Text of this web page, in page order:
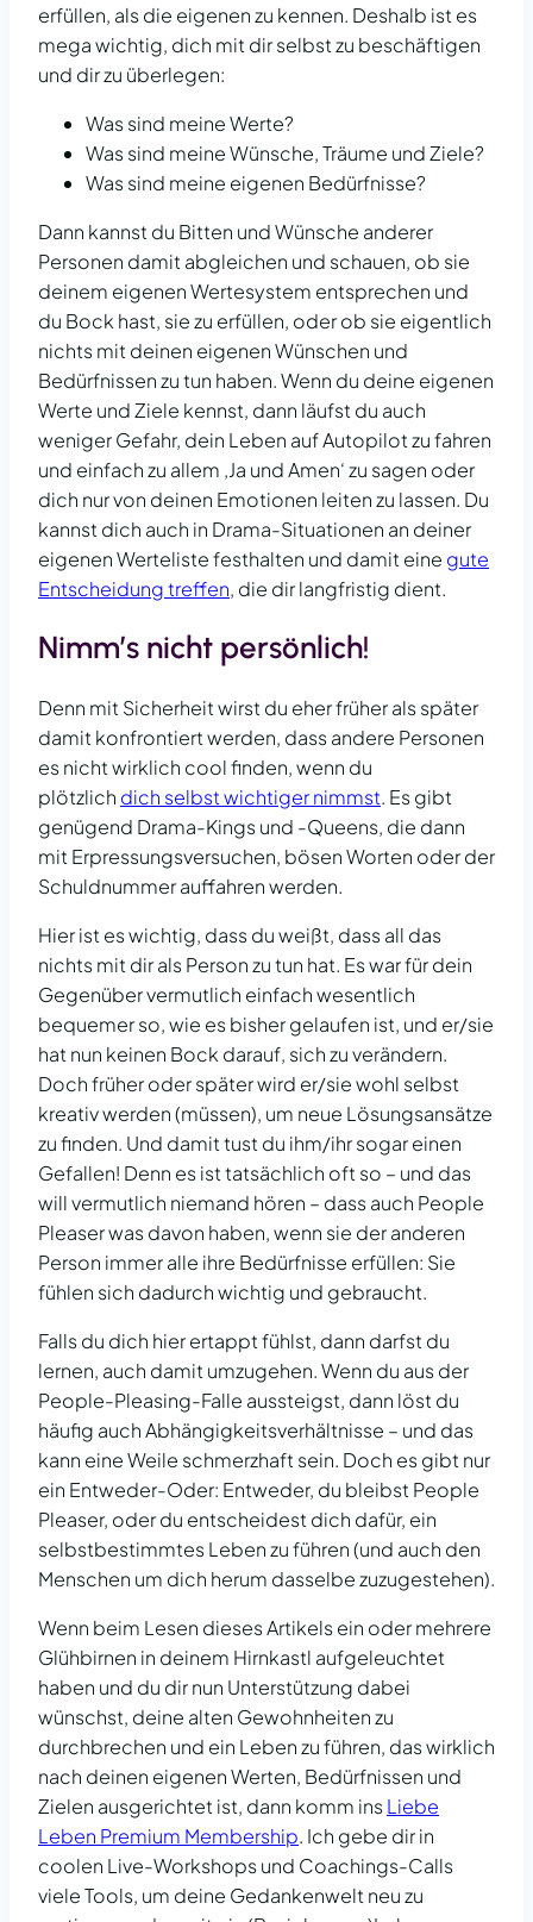
erfüllen, als die eigenen zu kennen. Deshalb ist es
mega wichtig, dich mit dir selbst zu beschäftigen
und dir zu überlegen:
Was sind meine Werte?
Was sind meine Wünsche, Träume und Ziele?
Was sind meine eigenen Bedürfnisse?
Dann kannst du Bitten und Wünsche anderer
Personen damit abgleichen und schauen, ob sie
deinem eigenen Wertesystem entsprechen und
du Bock hast, sie zu erfüllen, oder ob sie eigentlich
nichts mit deinen eigenen Wünschen und
Bedürfnissen zu tun haben. Wenn du deine eigenen
Werte und Ziele kennst, dann läufst du auch
weniger Gefahr, dein Leben auf Autopilot zu fahren
und einfach zu allem ‚Ja und Amen‘ zu sagen oder
dich nur von deinen Emotionen leiten zu lassen. Du
kannst dich auch in Drama-Situationen an deiner
eigenen Werteliste festhalten und damit eine gute
Entscheidung treffen, die dir langfristig dient.
Nimm’s nicht persönlich!
Denn mit Sicherheit wirst du eher früher als später
damit konfrontiert werden, dass andere Personen
es nicht wirklich cool finden, wenn du
plötzlich dich selbst wichtiger nimmst. Es gibt
genügend Drama-Kings und -Queens, die dann
mit Erpressungsversuchen, bösen Worten oder der
Schuldnummer auffahren werden.
Hier ist es wichtig, dass du weißt, dass all das
nichts mit dir als Person zu tun hat. Es war für dein
Gegenüber vermutlich einfach wesentlich
bequemer so, wie es bisher gelaufen ist, und er/sie
hat nun keinen Bock darauf, sich zu verändern.
Doch früher oder später wird er/sie wohl selbst
kreativ werden (müssen), um neue Lösungsansätze
zu finden. Und damit tust du ihm/ihr sogar einen
Gefallen! Denn es ist tatsächlich oft so – und das
will vermutlich niemand hören – dass auch People
Pleaser was davon haben, wenn sie der anderen
Person immer alle ihre Bedürfnisse erfüllen: Sie
fühlen sich dadurch wichtig und gebraucht.
Falls du dich hier ertappt fühlst, dann darfst du
lernen, auch damit umzugehen. Wenn du aus der
People-Pleasing-Falle aussteigst, dann löst du
häufig auch Abhängigkeitsverhältnisse – und das
kann eine Weile schmerzhaft sein. Doch es gibt nur
ein Entweder-Oder: Entweder, du bleibst People
Pleaser, oder du entscheidest dich dafür, ein
selbstbestimmtes Leben zu führen (und auch den
Menschen um dich herum dasselbe zuzugestehen).
Wenn beim Lesen dieses Artikels ein oder mehrere
Glühbirnen in deinem Hirnkastl aufgeleuchtet
haben und du dir nun Unterstützung dabei
wünschst, deine alten Gewohnheiten zu
durchbrechen und ein Leben zu führen, das wirklich
nach deinen eigenen Werten, Bedürfnissen und
Zielen ausgerichtet ist, dann komm insLiebe
Leben Premium Membership. Ich gebe dir in
coolen Live-Workshops und Coachings-Calls
viele Tools, um deine Gedankenwelt neu zu